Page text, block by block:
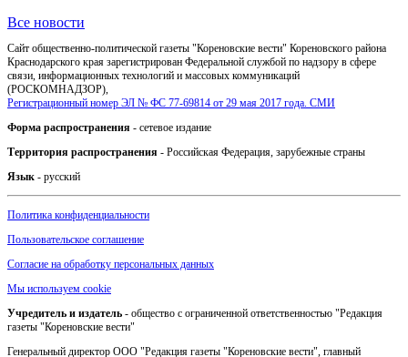
Все новости
Сайт общественно-политической газеты "Кореновские вести" Кореновского района
Краснодарского края зарегистрирован Федеральной службой по надзору в сфере
связи, информационных технологий и массовых коммуникаций
(РОСКОМНАДЗОР),
Регистрационный номер ЭЛ № ФС 77-69814 от 29 мая 2017 года. СМИ
Форма распространения - сетевое издание
Территория распространения - Российская Федерация, зарубежные страны
Язык - русский
Политика конфиденциальности
Пользовательское соглашение
Согласие на обработку персональных данных
Мы используем cookie
Учредитель и издатель - общество с ограниченной ответственностью "Редакция
газеты "Кореновские вести"
Генеральный директор ООО "Редакция газеты "Кореновские вести", главный